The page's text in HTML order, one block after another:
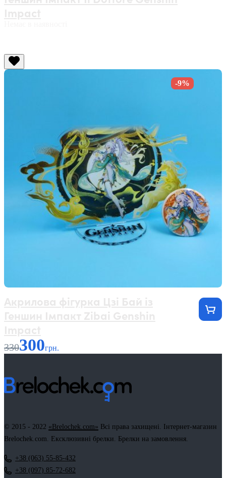
-9%
330300грн.
© 2015 - 2022 «Brelochek.com» Всі права захищені. Інтернет-магазин
Brelochek.com. Ексклюзивні брелки. Брелки на замовлення.
+38 (063) 55-85-432
+38 (097) 85-72-682